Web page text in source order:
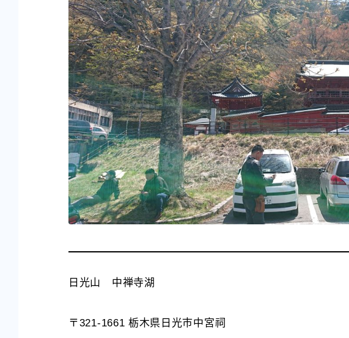
日光山 中禅寺湖
〒321-1661 栃木県日光市中宮祠